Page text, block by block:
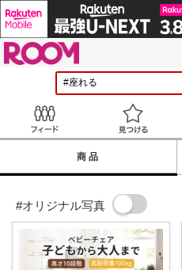
商品
#オリジナル写真